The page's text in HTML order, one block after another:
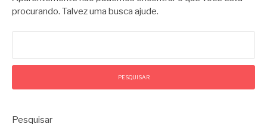
procurando. Talvez uma busca ajude.
Pesquisar